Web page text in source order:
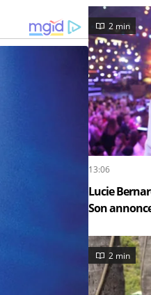
2 min
13:06
Lucie
Son
2 min